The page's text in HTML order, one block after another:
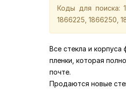
Коды для поиска:
1866225, 1866250,
Все стекла и
пленки, которая
почте.
Продаются новые